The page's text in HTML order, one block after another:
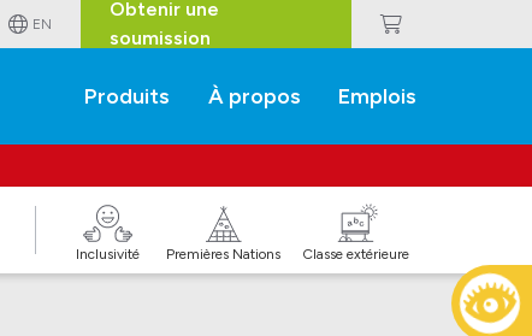
EN
Obtenir une
soumission
Produits À propos Emplois
Inclusivité Premières Nations Classe extérieure